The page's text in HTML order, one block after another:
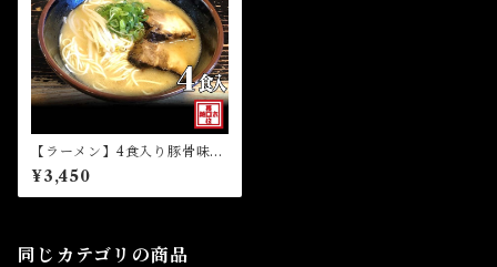
【ラーメン】4食入り豚骨味噌
ら～めん高菜セット（冷凍）
¥3,450
同じカテゴリの商品